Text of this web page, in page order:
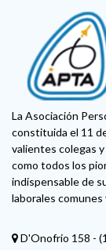
La Asociación
constituida el 11
valientes colegas
como todos los
indispensable de
laborales
D'Onofrio 158 -